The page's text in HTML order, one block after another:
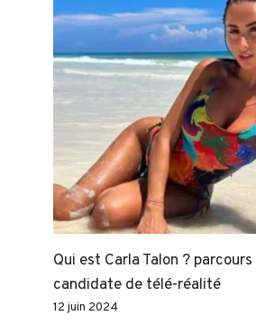
Qui est Carla Talon ? parcours
candidate de télé-réalité
12 juin 2024